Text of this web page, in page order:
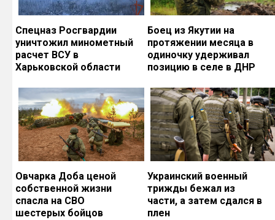
Спецназ Росгвардии
уничтожил минометный
расчет ВСУ в
Харьковской области
Боец из Якутии на
протяжении месяца в
одиночку удерживал
позицию в селе в ДНР
Овчарка Доба ценой
собственной жизни
спасла на СВО
шестерых бойцов
Украинский военный
трижды бежал из
части, а затем сдался в
плен